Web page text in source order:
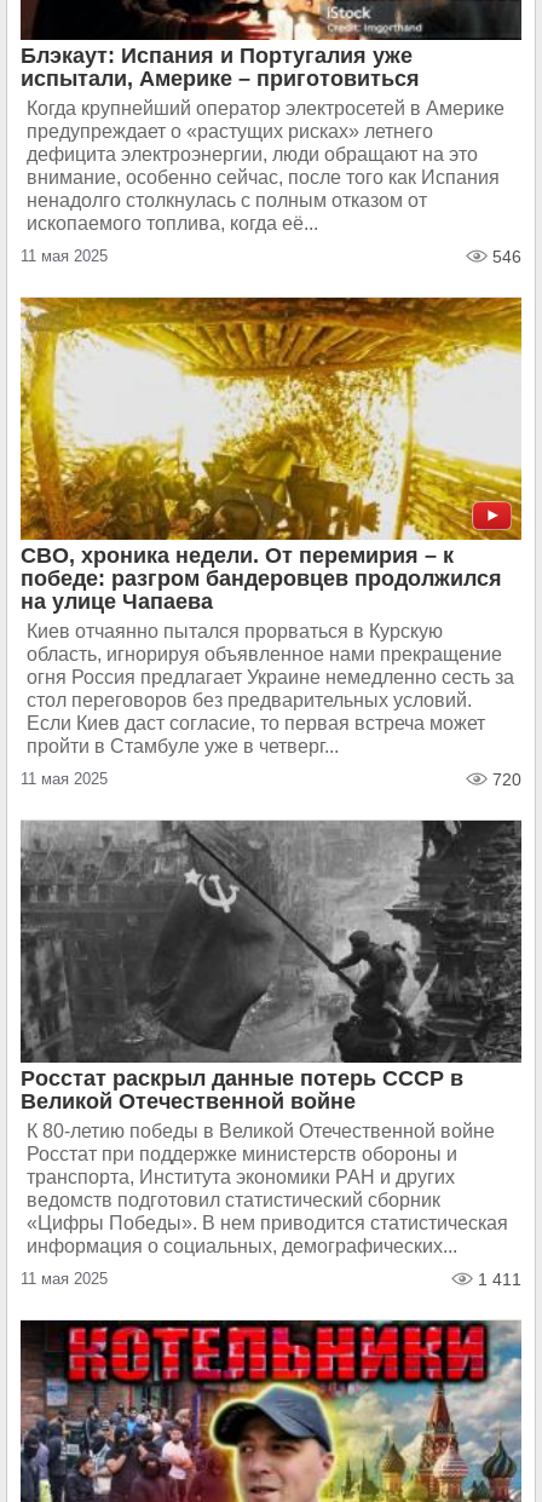
Блэкаут: Испания и Португалия уже
испытали, Америке – приготовиться
Когда крупнейший оператор электросетей в Америке
предупреждает о «растущих рисках» летнего
дефицита электроэнергии, люди обращают на это
внимание, особенно сейчас, после того как Испания
ненадолго столкнулась с полным отказом от
ископаемого топлива, когда её...
11 мая 2025 546
СВО, хроника недели. От перемирия – к
победе: разгром бандеровцев продолжился
на улице Чапаева
Киев отчаянно пытался прорваться в Курскую
область, игнорируя объявленное нами прекращение
огня Россия предлагает Украине немедленно сесть за
стол переговоров без предварительных условий.
Если Киев даст согласие, то первая встреча может
пройти в Стамбуле уже в четверг...
11 мая 2025 720
Росстат раскрыл данные потерь СССР в
Великой Отечественной войне
К 80-летию победы в Великой Отечественной войне
Росстат при поддержке министерств обороны и
транспорта, Института экономики РАН и других
ведомств подготовил статистический сборник
«Цифры Победы». В нем приводится статистическая
информация о социальных, демографических...
11 мая 2025 1 411